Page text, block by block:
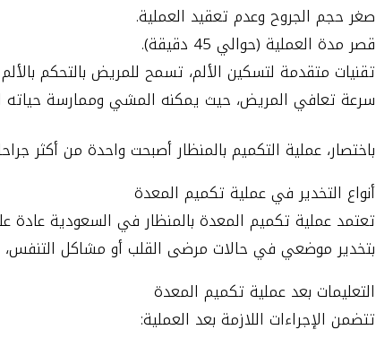
صغر حجم الجروح وعدم تعقيد العملية.
قصر مدة العملية (حوالي 45 دقيقة).
تقنيات متقدمة لتسكين الألم، تسمح للمريض بالتحكم
سرعة تعافي المريض، حيث يمكنه المشي وممارسة حياته
باختصار، عملية التكميم بالمنظار أصبحت واحدة من أكثر
أنواع التخدير في عملية تكميم المعدة
تعتمد عملية تكميم المعدة بالمنظار في السعودية عادة
بتخدير موضعي في حالات مرضى القلب أو مشاكل التنفس،
التعليمات بعد عملية تكميم المعدة
تتضمن الإجراءات اللازمة بعد العملية: